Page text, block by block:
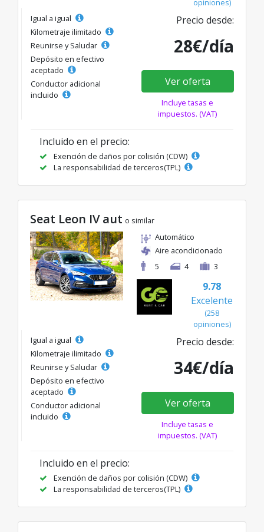
opiniones)
Igual a igual
Kilometraje ilimitado
Reunirse y Saludar
Depósito en efectivo
aceptado
Conductor adicional
incluido
Precio desde:
28€/día
Ver oferta
Incluye tasas e
impuestos. (VAT)
Incluido en el precio:
Exención de daños por colisión (CDW)
La responsabilidad de terceros(TPL)
Seat Leon IV aut o similar
Automático
Aire acondicionado
5
4 3
9.78
Excelente
(258
opiniones)
Igual a igual
Kilometraje ilimitado
Reunirse y Saludar
Depósito en efectivo
aceptado
Conductor adicional
incluido
Precio desde:
34€/día
Ver oferta
Incluye tasas e
impuestos. (VAT)
Incluido en el precio:
Exención de daños por colisión (CDW)
La responsabilidad de terceros(TPL)